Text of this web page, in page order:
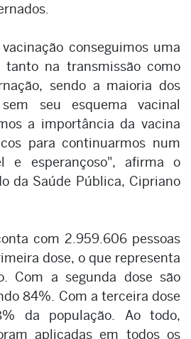
conseguimos uma
tanto na transmissão como
sendo a maioria dos
seu esquema vacinal
a importância da vacina
para continuarmos num
e esperançoso", afirma o
da Saúde Pública, Cipriano
com 2.959.606 pessoas
dose, o que representa
Com a segunda dose são
84%. Com a terceira dose
da população. Ao todo,
aplicadas em todos os